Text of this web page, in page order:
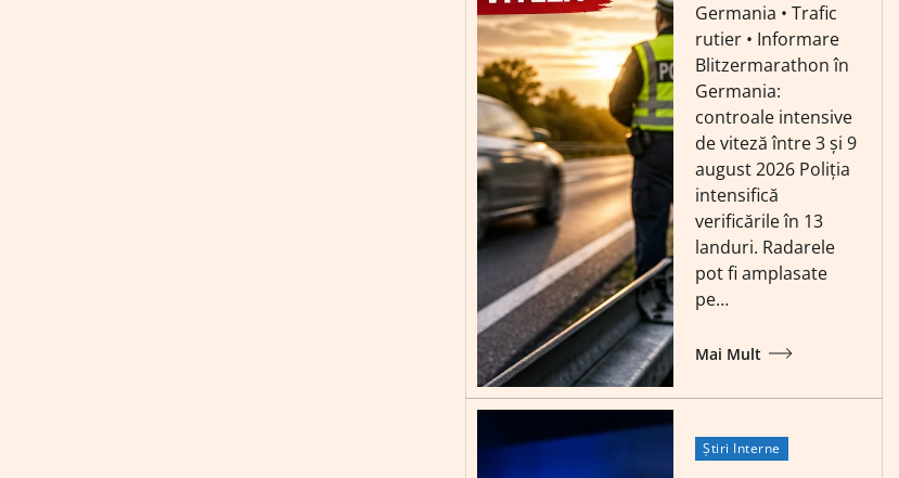
Germania • Trafic
rutier • Informare
Blitzermarathon în
Germania:
controale intensive
de viteză între 3 și 9
august 2026 Poliția
intensifică
verificările în 13
landuri. Radarele
pot fi amplasate
pe…
Mai Mult
Știri Interne